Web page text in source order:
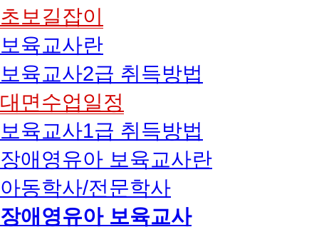
초보길잡이
보육교사란
보육교사2급 취득방법
대면수업일정
보육교사1급 취득방법
장애영유아 보육교사란
아동학사/전문학사
장애영유아 보육교사